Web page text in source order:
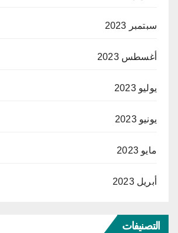
سبتمبر 2023
أغسطس 2023
يوليو 2023
يونيو 2023
مايو 2023
أبريل 2023
التصنيفات